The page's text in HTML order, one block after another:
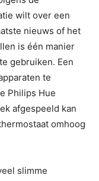
wilt over een
nieuws of het
is één manier
gebruiken. Een
te
Philips Hue
afgespeeld kan
omhoog
slimme